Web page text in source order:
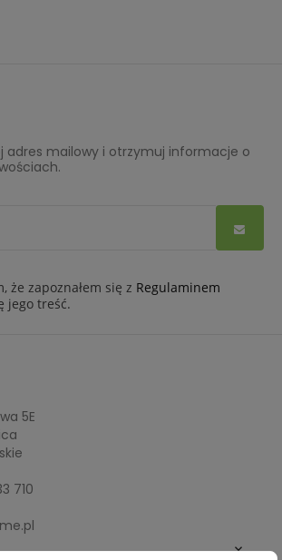
adres mailowy i otrzymuj informacje o
że zapoznałem się z Regulaminem
jego treść.
5E
710
